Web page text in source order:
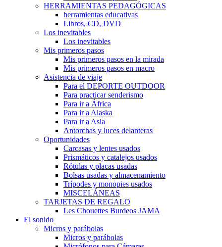
HERRAMIENTAS PEDAGÓGICAS
herramientas educativas
Libros, CD, DVD
Los inevitables
Los inevitables
Mis primeros pasos
Mis primeros pasos en la mirada
Mis primeros pasos en macro
Asistencia de viaje
Para el DEPORTE OUTDOOR
Para practicar senderismo
Para ir a África
Para ir a Alaska
Para ir a Asia
Antorchas y luces delanteras
Oportunidades
Carcasas y lentes usados
Prismáticos y catalejos usados
Rótulas y placas usadas
Bolsas usadas y almacenamiento
Trípodes y monopies usados
MISCELÁNEAS
TARJETAS DE REGALO
Les Chouettes Burdeos JAMA
El sonido
Micros y parábolas
Micros y parábolas